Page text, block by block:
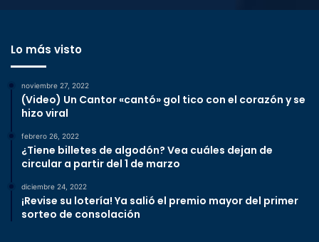
Lo más visto
noviembre 27, 2022
(Video) Un Cantor «cantó» gol tico con el corazón y se
hizo viral
febrero 26, 2022
¿Tiene billetes de algodón? Vea cuáles dejan de
circular a partir del 1 de marzo
diciembre 24, 2022
¡Revise su lotería! Ya salió el premio mayor del primer
sorteo de consolación